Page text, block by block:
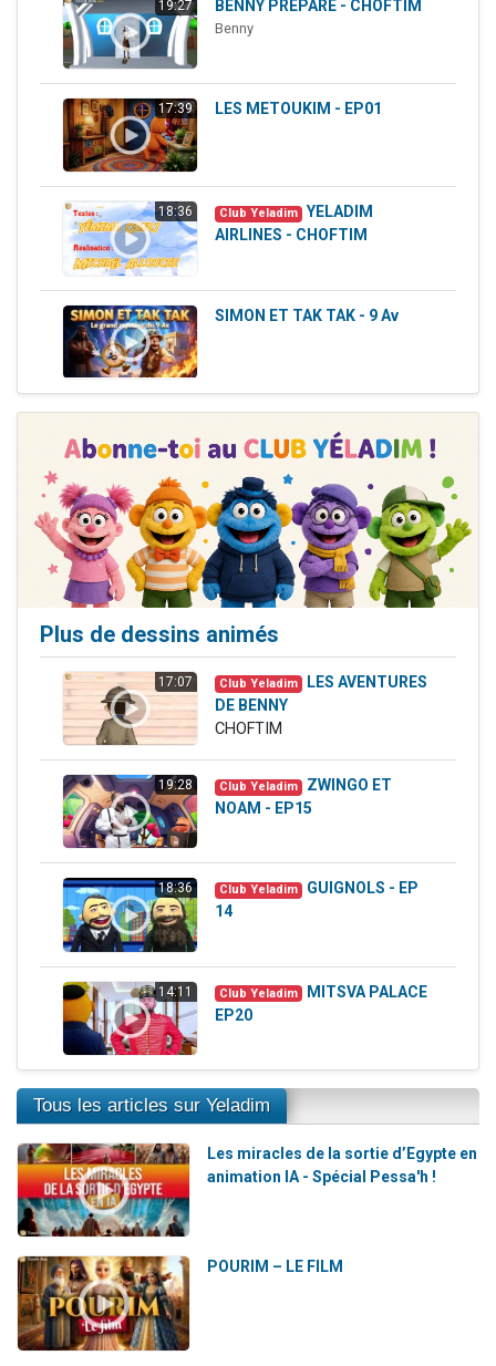
Il reste 49 places pour étudier en groupe sur Zoom
12 nouvelles musiques dans Torah-Box Music
19:27 BENNY PREPARE - CHOFTIM
Benny
17:39 LES METOUKIM - EP01
18:36 Club Yeladim
YELADIM
AIRLINES - CHOFTIM
SIMON ET TAK TAK - 9 Av
Plus de dessins animés
17:07 Club Yeladim
LES AVENTURES
DE BENNY
CHOFTIM
19:28 Club Yeladim
ZWINGO ET
NOAM - EP15
18:36 Club Yeladim
GUIGNOLS - EP
14
14:11 Club Yeladim
MITSVA PALACE
EP20
Tous les articles sur Yeladim
Les miracles de la sortie d’Egypte en
animation IA - Spécial Pessa'h !
POURIM – LE FILM